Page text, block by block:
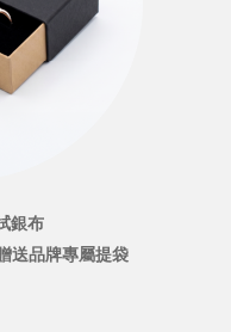
銀布
送品牌專屬提袋